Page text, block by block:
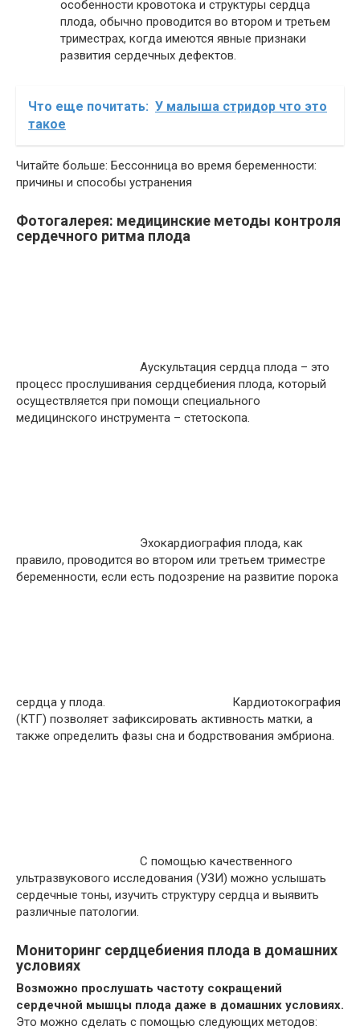
особенности кровотока и структуры сердца
плода, обычно проводится во втором и третьем
триместрах, когда имеются явные признаки
развития сердечных дефектов.
Что еще почитать: У малыша стридор что это
такое
Читайте больше: Бессонница во время беременности:
причины и способы устранения
Фотогалерея: медицинские методы контроля
сердечного ритма плода
Аускультация сердца плода – это
процесс прослушивания сердцебиения плода, который
осуществляется при помощи специального
медицинского инструмента – стетоскопа.
Эхокардиография плода, как
правило, проводится во втором или третьем триместре
беременности, если есть подозрение на развитие порока
сердца у плода.
Кардиотокография
(КТГ) позволяет зафиксировать активность матки, а
также определить фазы сна и бодрствования эмбриона.
С помощью качественного
ультразвукового исследования (УЗИ) можно услышать
сердечные тоны, изучить структуру сердца и выявить
различные патологии.
Мониторинг сердцебиения плода в домашних
условиях
Возможно прослушать частоту сокращений
сердечной мышцы плода даже в домашних условиях.
Это можно сделать с помощью следующих методов: